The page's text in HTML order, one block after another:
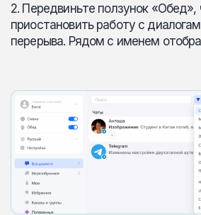
2. Передвиньте ползунок «Обед»,
приостановить работу с
перерыва. Рядом с именем